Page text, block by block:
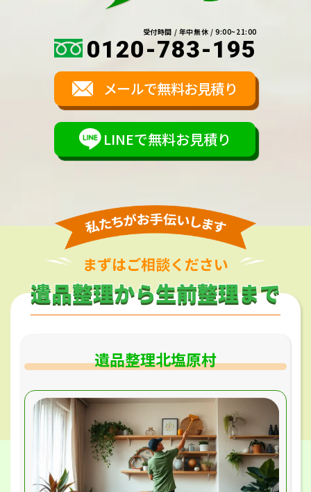
受付時間 / 年中無休 / 9:00~21:00
0120-783-195
メールで無料お見積り
LINEで無料お見積り
まずはご相談ください
遺品整理から生前整理まで
遺品整理から生前整理まで
遺品整理北塩原村